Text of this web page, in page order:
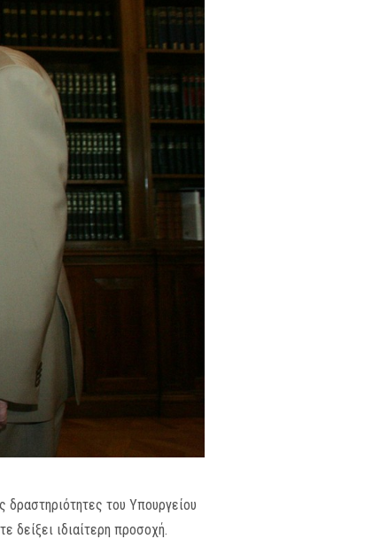
του Υπουργείου
δείξει ιδιαίτερη προσοχή.